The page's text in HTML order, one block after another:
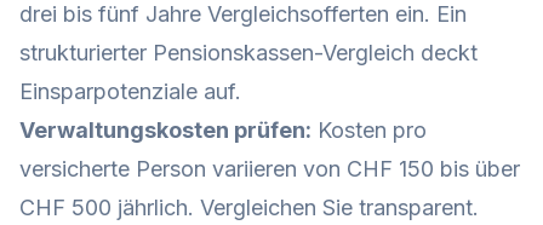
drei bis fünf Jahre Vergleichsofferten ein. Ein
strukturierter Pensionskassen-Vergleich deckt
Einsparpotenziale auf.
Verwaltungskosten prüfen: Kosten pro
versicherte Person variieren von CHF 150 bis über
CHF 500 jährlich. Vergleichen Sie transparent.